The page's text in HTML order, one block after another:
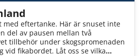
med eftertanke. Här är snuset inte
del av pausen mellan två
tillbehör under skogspromenaden
vid fikabordet. Låt oss se vilka